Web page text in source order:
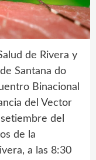
de Rivera y
Santana do
Binacional
del Vector
del
de la
a las 8:30